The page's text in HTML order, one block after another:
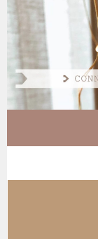
Spring
inhoud
AT
CONNECT